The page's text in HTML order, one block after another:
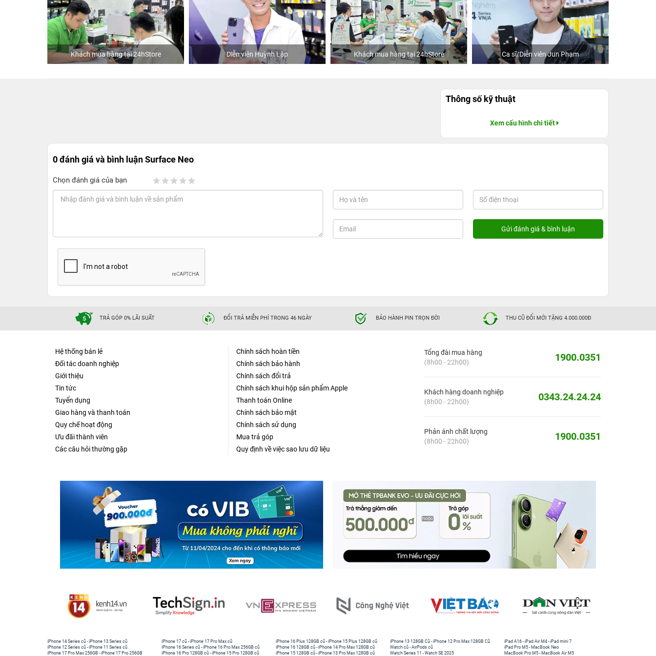
Khách mua hàng tại 24hStore Diễn viên Huỳnh Lập Khách mua hàng tại 24hStore Ca sĩ/Diễn viên Jun Phạm
Thông số kỹ thuật
Xem cấu hình chi tiết
0 đánh giá và bình luậnSurface Neo
Chọn đánh giá của bạn
TRẢ GÓP 0% LÃI SUẤT ĐỔI TRẢ MIỄN PHÍ TRONG 46 NGÀY BẢO HÀNH PIN TRỌN ĐỜI THU CŨ ĐỔI MỚI TẶNG 4.000.000Đ
Hệ thống bán lẻ
Đối tác doanh nghiệp
Giới thiệu
Tin tức
Tuyển dụng
Giao hàng và thanh toán
Quy chế hoạt động
Ưu đãi thành viên
Các câu hỏi thường gặp
Chính sách hoàn tiền
Chính sách bảo hành
Chính sách đổi trả
Chính sách khui hộp sản phẩm Apple
Thanh toán Online
Chính sách bảo mật
Chính sách sử dụng
Mua trả góp
Quy định về việc sao lưu dữ liệu
Tổng đài mua hàng
(8h00 - 22h00)
1900.0351
Khách hàng doanh nghiệp
(8h00 - 22h00)
0343.24.24.24
Phản ánh chất lượng
(8h00 - 22h00)
1900.0351
iPhone 14 Series cũ -iPhone 13 Series cũ
iPhone 12 Series cũ -iPhone 11 Series cũ
iPhone 17 Pro Max 256GB -iPhone 17 Pro 256GB
iPhone 17 cũ -iPhone 17 Pro Max cũ
iPhone 16 Series cũ - iPhone 16 Pro Max 256GB cũ
iPhone 16 Pro 128GB cũ -iPhone 15 Pro 128GB cũ
iPhone 16 Plus 128GB cũ -iPhone 15 Plus 128GB cũ
iPhone 16 128GB cũ -iPhone 14 Pro Max 128GB cũ
iPhone 15 128GB cũ -iPhone 13 Pro Max 128GB cũ
iPhone 13 128GB Cũ -iPhone 12 Pro Max 128GB Cũ
Watch cũ -AirPods cũ
Watch Series 11 -Watch SE 2025
iPad A16 -iPad Air M4 -iPad mini 7
iPad Pro M5 - MacBook Neo
MacBook Pro M5 - MacBook Air M5